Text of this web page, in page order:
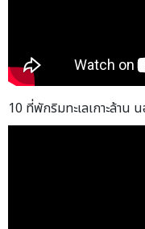
10 ที่พักริมทะเลเกาะล้าน